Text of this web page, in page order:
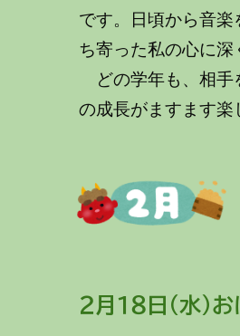
です。日頃から音
ち寄った私の心に深
どの学年も、相手
の成長がますます楽
２月 １ ８ 日 （水）お